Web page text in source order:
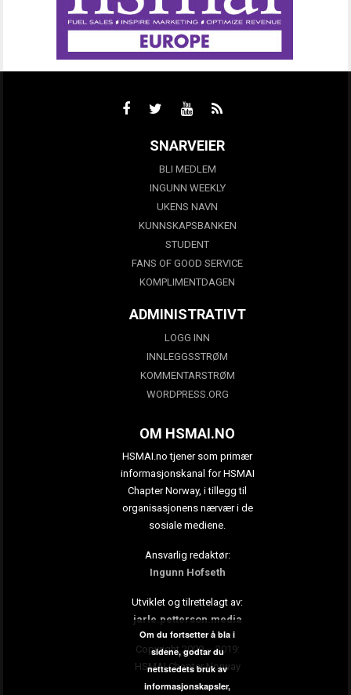
SNARVEIER
BLI MEDLEM
INGUNN WEEKLY
UKENS NAVN
KUNNSKAPSBANKEN
STUDENT
FANS OF GOOD SERVICE
KOMPLIMENTDAGEN
ADMINISTRATIVT
LOGG INN
INNLEGGSSTRØM
KOMMENTARSTRØM
WORDPRESS.ORG
OM HSMAI.NO
HSMAI.no tjener som primær
informasjonskanal for HSMAI
Chapter Norway, i tillegg til
organisasjonens nærvær i de
sosiale mediene.
Ansvarlig redaktør:
Ingunn Hofseth
Utviklet og tilrettelagt av:
jarle.petterson.media
Copyright 2009 – 2019:
HSMAI Chapter Norway
Om du fortsetter å bla i
sidene, godtar du
nettstedets bruk av
informasjonskapsler,